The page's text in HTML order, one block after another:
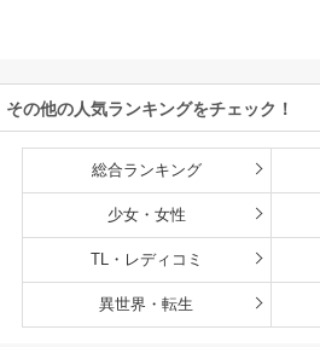
その他の人気ランキングをチェック！
総合ランキング
少女・女性
TL・レディコミ
異世界・転生